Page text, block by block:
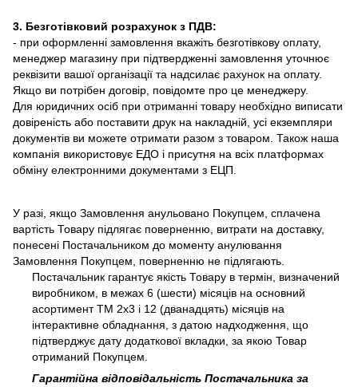
3. Безготівковий розрахунок з ПДВ:
- при оформленні замовлення вкажіть безготівкову оплату,
менеджер магазину при підтвердженні замовлення уточнює
реквізити вашої організації та надсилає рахунок на оплату.
Якщо ви потрібен договір, повідомте про це менеджеру.
Для юридичних осіб при отриманні товару необхідно виписати
довіреність або поставити друк на накладній, усі екземпляри
документів ви можете отримати разом з товаром. Також наша
компанія використовує ЕДО і присутня на всіх платформах
обміну електронними документами з ЕЦП.
У разі, якщо Замовлення анульовано Покупцем, сплачена
вартість Товару підлягає поверненню, витрати на доставку,
понесені Постачальником до моменту анулювання
Замовлення Покупцем, поверненню не підлягають.
Постачальник гарантує якість Товару в термін, визначений
виробником, в межах 6 (шести) місяців на основний
асортимент ТМ 2х3 і 12 (дванадцять) місяців на
інтерактивне обладнання, з датою надходження, що
підтверджує дату додаткової вкладки, за якою Товар
отриманий Покупцем.
Гарантійна відповідальність Постачальника за